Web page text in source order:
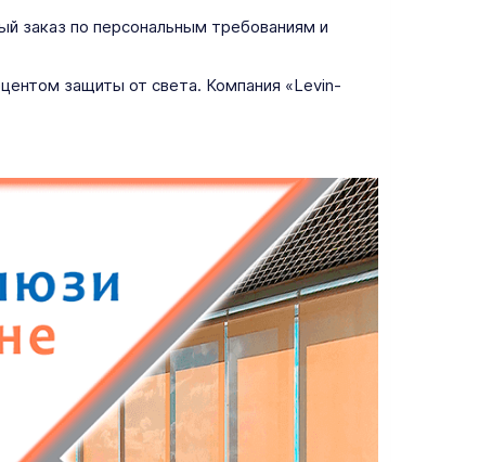
заказ по персональным требованиям и
защиты от света. Компания «Levin-